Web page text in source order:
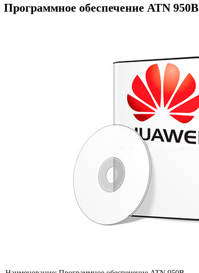
Программное обеспечение ATN 950B